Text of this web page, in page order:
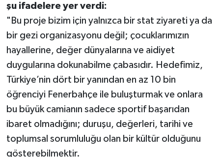
şu ifadelere yer verdi:
"Bu proje bizim için yalnızca bir stat ziyareti ya da
bir gezi organizasyonu değil; çocuklarımızın
hayallerine, değer dünyalarına ve aidiyet
duygularına dokunabilme çabasıdır. Hedefimiz,
Türkiye’nin dört bir yanından en az 10 bin
öğrenciyi Fenerbahçe ile buluşturmak ve onlara
bu büyük camianın sadece sportif başarıdan
ibaret olmadığını; duruşu, değerleri, tarihi ve
toplumsal sorumluluğu olan bir kültür olduğunu
gösterebilmektir.